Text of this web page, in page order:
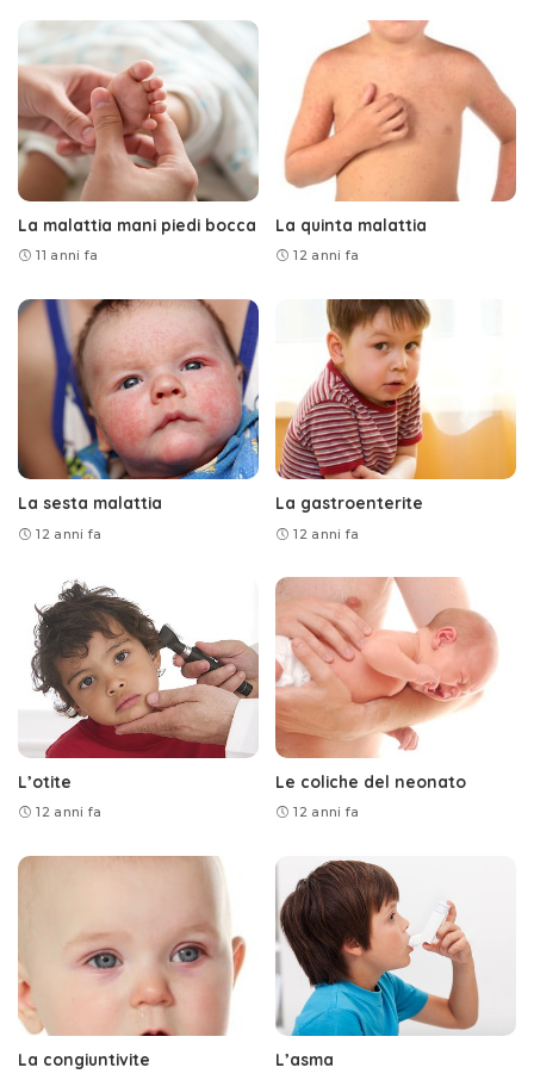
La malattia mani piedi bocca
11 anni fa
La quinta malattia
12 anni fa
La sesta malattia
12 anni fa
La gastroenterite
12 anni fa
L’otite
12 anni fa
Le coliche del neonato
12 anni fa
La congiuntivite L’asma